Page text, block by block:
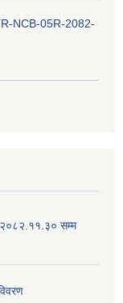
NCB-05R-2082-
२०८२.११.३० सम्म